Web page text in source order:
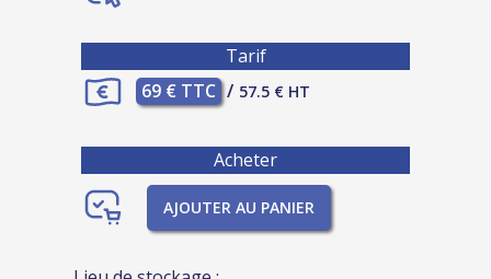
Tarif
69 € TTC / 57.5 € HT
Acheter
AJOUTER AU PANIER